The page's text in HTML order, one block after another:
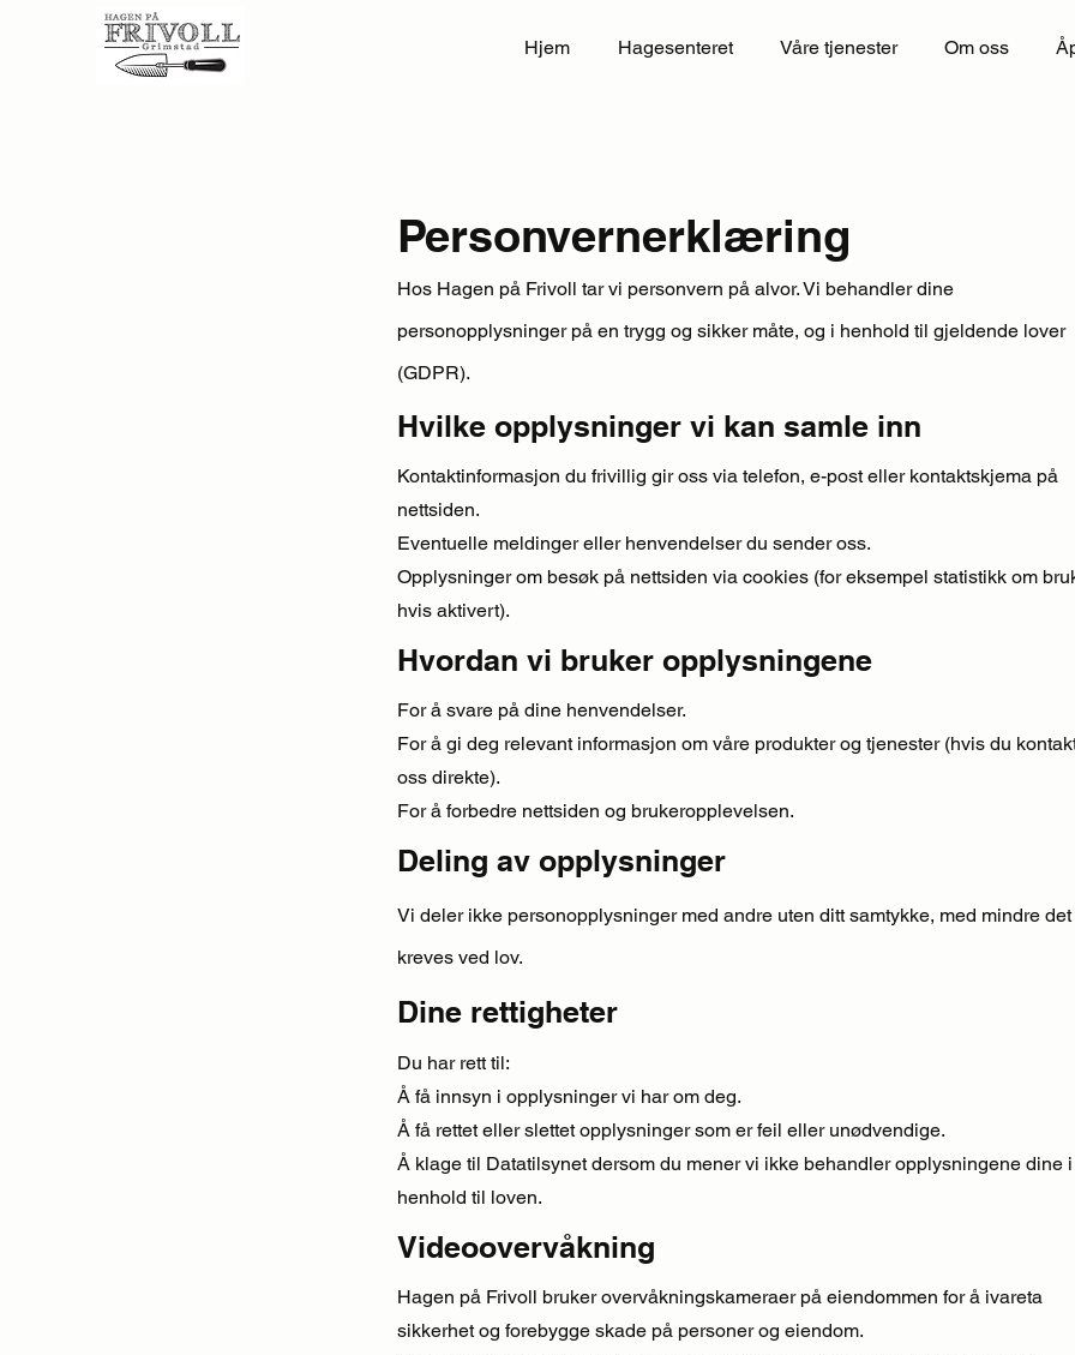
Hjem Hagesenteret Våre tjenester Om oss
Personvernerklæring
Hos Hagen på Frivoll tar vi personvern på alvor. Vi behandler dine
personopplysninger på en trygg og sikker måte, og i henhold til gjeldende lover
(GDPR).
Hvilke opplysninger vi kan samle inn
Kontaktinformasjon du frivillig gir oss via telefon, e-post eller kontaktskjema på
nettsiden.
Eventuelle meldinger eller henvendelser du sender oss.
Opplysninger om besøk på nettsiden via cookies (for eksempel statistikk om
hvis aktivert).
Hvordan vi bruker opplysningene
For å svare på dine henvendelser.
For å gi deg relevant informasjon om våre produkter og tjenester (hvis du
oss direkte).
For å forbedre nettsiden og brukeropplevelsen.
Deling av opplysninger
Vi deler ikke personopplysninger med andre uten ditt samtykke, med mindre det
kreves ved lov.
Dine rettigheter
Du har rett til:
Å få innsyn i opplysninger vi har om deg.
Å få rettet eller slettet opplysninger som er feil eller unødvendige.
Å klage til Datatilsynet dersom du mener vi ikke behandler opplysningene dine i
henhold til loven.
Videoovervåkning
Hagen på Frivoll bruker overvåkningskameraer på eiendommen for å ivareta
sikkerhet og forebygge skade på personer og eiendom.